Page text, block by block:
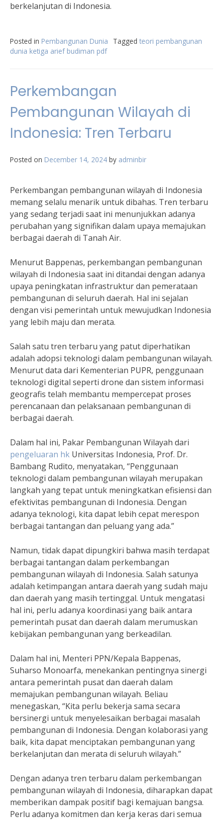
berkelanjutan di Indonesia.
Posted in Pembangunan Dunia Tagged teori pembangunan
dunia ketiga arief budiman pdf
Perkembangan
Pembangunan Wilayah di
Indonesia: Tren Terbaru
Posted on December 14, 2024 by adminbir
Perkembangan pembangunan wilayah di Indonesia
memang selalu menarik untuk dibahas. Tren terbaru
yang sedang terjadi saat ini menunjukkan adanya
perubahan yang signifikan dalam upaya memajukan
berbagai daerah di Tanah Air.
Menurut Bappenas, perkembangan pembangunan
wilayah di Indonesia saat ini ditandai dengan adanya
upaya peningkatan infrastruktur dan pemerataan
pembangunan di seluruh daerah. Hal ini sejalan
dengan visi pemerintah untuk mewujudkan Indonesia
yang lebih maju dan merata.
Salah satu tren terbaru yang patut diperhatikan
adalah adopsi teknologi dalam pembangunan wilayah.
Menurut data dari Kementerian PUPR, penggunaan
teknologi digital seperti drone dan sistem informasi
geografis telah membantu mempercepat proses
perencanaan dan pelaksanaan pembangunan di
berbagai daerah.
Dalam hal ini, Pakar Pembangunan Wilayah dari
pengeluaran hk Universitas Indonesia, Prof. Dr.
Bambang Rudito, menyatakan, “Penggunaan
teknologi dalam pembangunan wilayah merupakan
langkah yang tepat untuk meningkatkan efisiensi dan
efektivitas pembangunan di Indonesia. Dengan
adanya teknologi, kita dapat lebih cepat merespon
berbagai tantangan dan peluang yang ada.”
Namun, tidak dapat dipungkiri bahwa masih terdapat
berbagai tantangan dalam perkembangan
pembangunan wilayah di Indonesia. Salah satunya
adalah ketimpangan antara daerah yang sudah maju
dan daerah yang masih tertinggal. Untuk mengatasi
hal ini, perlu adanya koordinasi yang baik antara
pemerintah pusat dan daerah dalam merumuskan
kebijakan pembangunan yang berkeadilan.
Dalam hal ini, Menteri PPN/Kepala Bappenas,
Suharso Monoarfa, menekankan pentingnya sinergi
antara pemerintah pusat dan daerah dalam
memajukan pembangunan wilayah. Beliau
menegaskan, “Kita perlu bekerja sama secara
bersinergi untuk menyelesaikan berbagai masalah
pembangunan di Indonesia. Dengan kolaborasi yang
baik, kita dapat menciptakan pembangunan yang
berkelanjutan dan merata di seluruh wilayah.”
Dengan adanya tren terbaru dalam perkembangan
pembangunan wilayah di Indonesia, diharapkan dapat
memberikan dampak positif bagi kemajuan bangsa.
Perlu adanya komitmen dan kerja keras dari semua